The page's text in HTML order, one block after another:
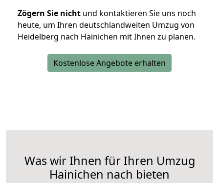
Zögern Sie nicht und kontaktieren Sie uns noch
heute, um Ihren deutschlandweiten Umzug von
Heidelberg nach Hainichen mit Ihnen zu planen.
Kostenlose Angebote erhalten
Was wir Ihnen für Ihren Umzug
Hainichen nach bieten